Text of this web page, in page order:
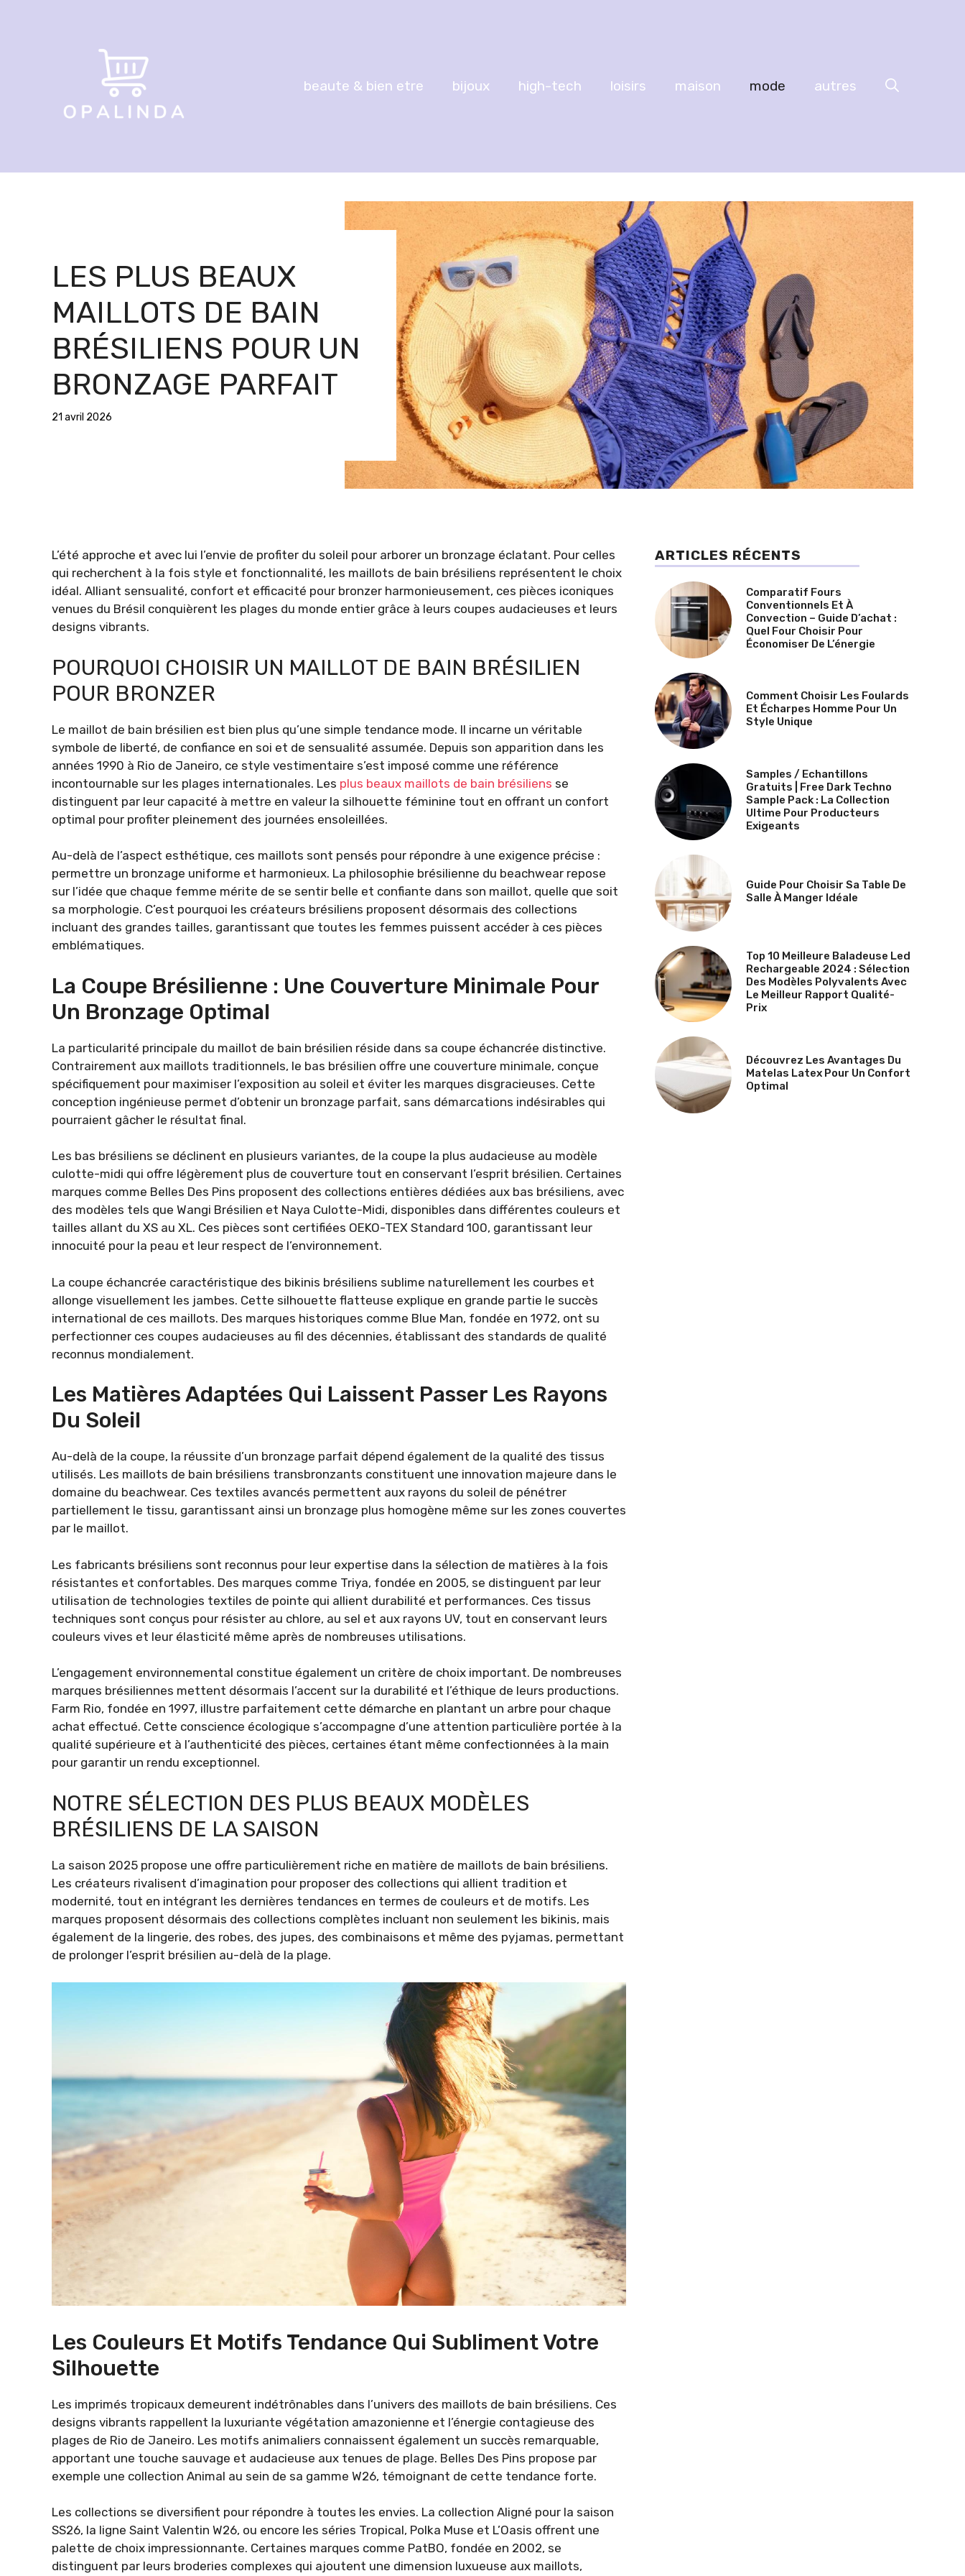
beaute & bien etre bijoux high-tech loisirs maison mode autres
LES PLUS BEAUX
MAILLOTS DE BAIN
BRÉSILIENS POUR UN
BRONZAGE PARFAIT
21 avril 2026
L’été approche et avec lui l’envie de profiter du soleil pour arborer un bronzage éclatant. Pour celles
qui recherchent à la fois style et fonctionnalité, les maillots de bain brésiliens représentent le choix
idéal. Alliant sensualité, confort et efficacité pour bronzer harmonieusement, ces pièces iconiques
venues du Brésil conquièrent les plages du monde entier grâce à leurs coupes audacieuses et leurs
designs vibrants.
POURQUOI CHOISIR UN MAILLOT DE BAIN BRÉSILIEN
POUR BRONZER
Le maillot de bain brésilien est bien plus qu’une simple tendance mode. Il incarne un véritable
symbole de liberté, de confiance en soi et de sensualité assumée. Depuis son apparition dans les
années 1990 à Rio de Janeiro, ce style vestimentaire s’est imposé comme une référence
incontournable sur les plages internationales. Les plus beaux maillots de bain brésiliens se
distinguent par leur capacité à mettre en valeur la silhouette féminine tout en offrant un confort
optimal pour profiter pleinement des journées ensoleillées.
Au-delà de l’aspect esthétique, ces maillots sont pensés pour répondre à une exigence précise :
permettre un bronzage uniforme et harmonieux. La philosophie brésilienne du beachwear repose
sur l’idée que chaque femme mérite de se sentir belle et confiante dans son maillot, quelle que soit
sa morphologie. C’est pourquoi les créateurs brésiliens proposent désormais des collections
incluant des grandes tailles, garantissant que toutes les femmes puissent accéder à ces pièces
emblématiques.
La Coupe Brésilienne : Une Couverture Minimale Pour
Un Bronzage Optimal
La particularité principale du maillot de bain brésilien réside dans sa coupe échancrée distinctive.
Contrairement aux maillots traditionnels, le bas brésilien offre une couverture minimale, conçue
spécifiquement pour maximiser l’exposition au soleil et éviter les marques disgracieuses. Cette
conception ingénieuse permet d’obtenir un bronzage parfait, sans démarcations indésirables qui
pourraient gâcher le résultat final.
Les bas brésiliens se déclinent en plusieurs variantes, de la coupe la plus audacieuse au modèle
culotte-midi qui offre légèrement plus de couverture tout en conservant l’esprit brésilien. Certaines
marques comme Belles Des Pins proposent des collections entières dédiées aux bas brésiliens, avec
des modèles tels que Wangi Brésilien et Naya Culotte-Midi, disponibles dans différentes couleurs et
tailles allant du XS au XL. Ces pièces sont certifiées OEKO-TEX Standard 100, garantissant leur
innocuité pour la peau et leur respect de l’environnement.
La coupe échancrée caractéristique des bikinis brésiliens sublime naturellement les courbes et
allonge visuellement les jambes. Cette silhouette flatteuse explique en grande partie le succès
international de ces maillots. Des marques historiques comme Blue Man, fondée en 1972, ont su
perfectionner ces coupes audacieuses au fil des décennies, établissant des standards de qualité
reconnus mondialement.
Les Matières Adaptées Qui Laissent Passer Les Rayons
Du Soleil
Au-delà de la coupe, la réussite d’un bronzage parfait dépend également de la qualité des tissus
utilisés. Les maillots de bain brésiliens transbronzants constituent une innovation majeure dans le
domaine du beachwear. Ces textiles avancés permettent aux rayons du soleil de pénétrer
partiellement le tissu, garantissant ainsi un bronzage plus homogène même sur les zones couvertes
par le maillot.
Les fabricants brésiliens sont reconnus pour leur expertise dans la sélection de matières à la fois
résistantes et confortables. Des marques comme Triya, fondée en 2005, se distinguent par leur
utilisation de technologies textiles de pointe qui allient durabilité et performances. Ces tissus
techniques sont conçus pour résister au chlore, au sel et aux rayons UV, tout en conservant leurs
couleurs vives et leur élasticité même après de nombreuses utilisations.
L’engagement environnemental constitue également un critère de choix important. De nombreuses
marques brésiliennes mettent désormais l’accent sur la durabilité et l’éthique de leurs productions.
Farm Rio, fondée en 1997, illustre parfaitement cette démarche en plantant un arbre pour chaque
achat effectué. Cette conscience écologique s’accompagne d’une attention particulière portée à la
qualité supérieure et à l’authenticité des pièces, certaines étant même confectionnées à la main
pour garantir un rendu exceptionnel.
NOTRE SÉLECTION DES PLUS BEAUX MODÈLES
BRÉSILIENS DE LA SAISON
La saison 2025 propose une offre particulièrement riche en matière de maillots de bain brésiliens.
Les créateurs rivalisent d’imagination pour proposer des collections qui allient tradition et
modernité, tout en intégrant les dernières tendances en termes de couleurs et de motifs. Les
marques proposent désormais des collections complètes incluant non seulement les bikinis, mais
également de la lingerie, des robes, des jupes, des combinaisons et même des pyjamas, permettant
de prolonger l’esprit brésilien au-delà de la plage.
Les Couleurs Et Motifs Tendance Qui Subliment Votre
Silhouette
Les imprimés tropicaux demeurent indétrônables dans l’univers des maillots de bain brésiliens. Ces
designs vibrants rappellent la luxuriante végétation amazonienne et l’énergie contagieuse des
plages de Rio de Janeiro. Les motifs animaliers connaissent également un succès remarquable,
apportant une touche sauvage et audacieuse aux tenues de plage. Belles Des Pins propose par
exemple une collection Animal au sein de sa gamme W26, témoignant de cette tendance forte.
Les collections se diversifient pour répondre à toutes les envies. La collection Aligné pour la saison
SS26, la ligne Saint Valentin W26, ou encore les séries Tropical, Polka Muse et L’Oasis offrent une
palette de choix impressionnante. Certaines marques comme PatBO, fondée en 2002, se
distinguent par leurs broderies complexes qui ajoutent une dimension luxueuse aux maillots,
ARTICLES RÉCENTS
Comparatif Fours
Conventionnels Et À
Convection – Guide D’achat :
Quel Four Choisir Pour
Économiser De L’énergie
Comment Choisir Les Foulards
Et Écharpes Homme Pour Un
Style Unique
Samples / Echantillons
Gratuits | Free Dark Techno
Sample Pack : La Collection
Ultime Pour Producteurs
Exigeants
Guide Pour Choisir Sa Table De
Salle À Manger Idéale
Top 10 Meilleure Baladeuse Led
Rechargeable 2024 : Sélection
Des Modèles Polyvalents Avec
Le Meilleur Rapport Qualité-
Prix
Découvrez Les Avantages Du
Matelas Latex Pour Un Confort
Optimal